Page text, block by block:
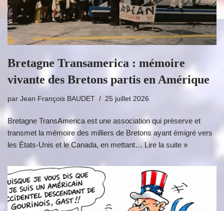
Bretagne Transamerica : mémoire
vivante des Bretons partis en Amérique
par Jean François BAUDET 25 juillet 2026
Bretagne TransAmerica est une association qui préserve et
transmet la mémoire des milliers de Bretons ayant émigré vers
les États-Unis et le Canada, en mettant… Lire la suite »